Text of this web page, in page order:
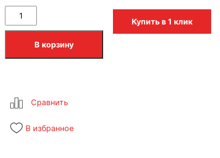
В корзину
Купить в 1 клик
В избранное